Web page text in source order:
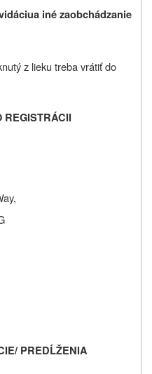
a iné zaobchádzanie
z lieku treba vrátiť do
REGISTRÁCII
PREDĹŽENIA